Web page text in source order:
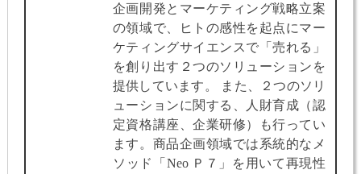
企画開発とマーケティング戦略立案
の領域で、ヒトの感性を起点にマー
ケティングサイエンスで「売れる」
を創り出す２つのソリューションを
提供しています。 また、２つのソリ
ューションに関する、人財育成（認
定資格講座、企業研修）も行ってい
ます。商品企画領域では系統的なメ
ソッド「Neo Ｐ７」を用いて再現性